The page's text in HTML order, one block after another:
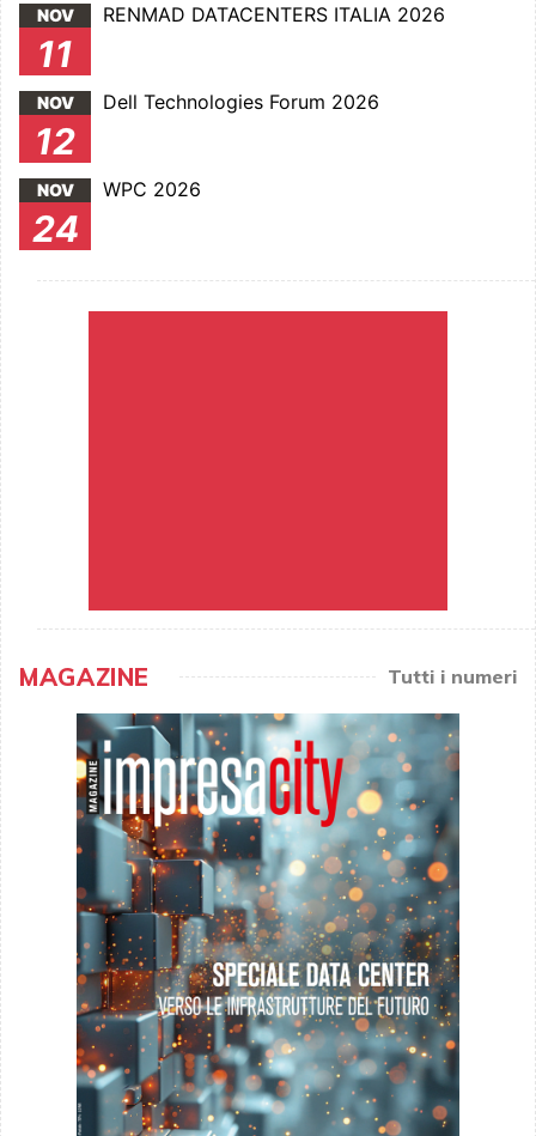
NOV
11
RENMAD DATACENTERS ITALIA 2026
NOV
12
Dell Technologies Forum 2026
NOV
24
WPC 2026
MAGAZINE Tutti i numeri